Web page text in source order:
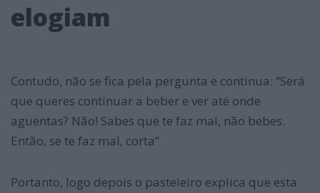
elogiam
Contudo, não se fica pela pergunta e continua: “Será
que queres continuar a beber e ver até onde
aguentas? Não! Sabes que te faz mal, não bebes.
Então, se te faz mal, corta”
Portanto, logo depois o pasteleiro explica que esta